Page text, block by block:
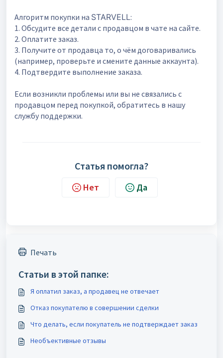
Алгоритм покупки на STARVELL:
1. Обсудите все детали с продавцом в чате на сайте.
2. Оплатите заказ.
3. Получите от продавца то, о чём договаривались
(например, проверьте и смените данные аккаунта).
4. Подтвердите выполнение заказа.
Если возникли проблемы или вы не связались с
продавцом перед покупкой, обратитесь в нашу
службу поддержки.
Статья помогла?
Нет Да
Печать
Статьи в этой папке:
Я оплатил заказ, а продавец не отвечает
Отказ покупателю в совершении сделки
Что делать, если покупатель не подтверждает заказ
Необъективные отзывы